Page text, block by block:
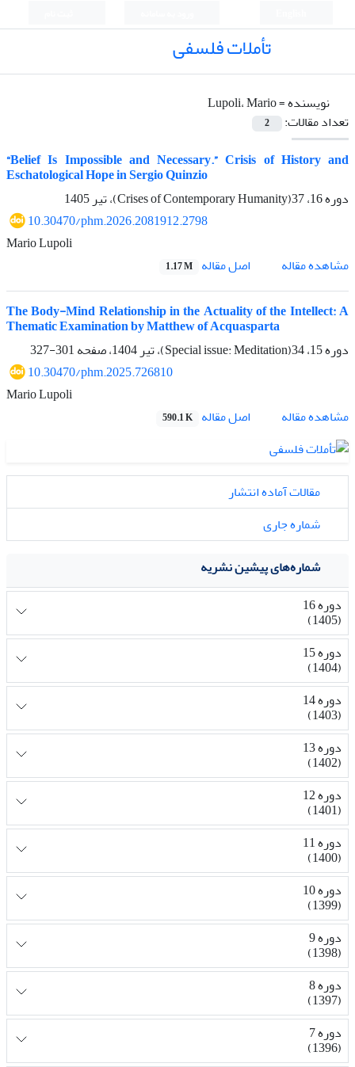
تأملات فلسفی
نویسنده =Lupoli، Mario
تعداد مقالات:
2
“Belief Is Impossible and Necessary.” Crisis of History and
Eschatological Hope in Sergio Quinzio
دوره 16، 37(Crises of Contemporary Humanity)، تیر 1405
10.30470/phm.2026.2081912.2798
Mario Lupoli
مشاهده مقاله
اصل مقاله 1.17 M
The Body-Mind Relationship in the Actuality of the Intellect: A
Thematic Examination by Matthew of Acquasparta
دوره 15، 34(Special issue: Meditation)، تیر 1404، صفحه
301-327
10.30470/phm.2025.726810
Mario Lupoli
مشاهده مقاله
اصل مقاله 590.1 K
مقالات آماده انتشار
شماره جاری
شماره‌های پیشین نشریه
دوره 16
(1405)
دوره 15
(1404)
دوره 14
(1403)
دوره 13
(1402)
دوره 12
(1401)
دوره 11
(1400)
دوره 10
(1399)
دوره 9
(1398)
دوره 8
(1397)
دوره 7
(1396)